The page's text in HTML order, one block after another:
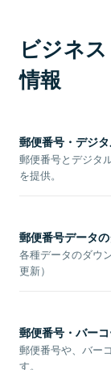
ビジネ
情報
郵便番号・デジ
郵便番号とデジタ
を提供。
郵便番号データ
各種データのダウ
更新）
郵便番号・バー
郵便番号や、バー
す。